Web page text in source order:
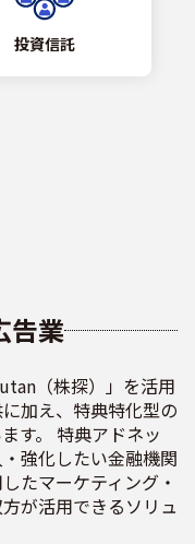
投資信託
告業
（株探）」を活用
加え、特典特化型の
す。 特典アドネッ
強化したい金融機関
たマーケティング・
が活用できるソリュ